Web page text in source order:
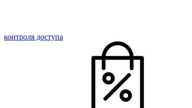
контроля доступа